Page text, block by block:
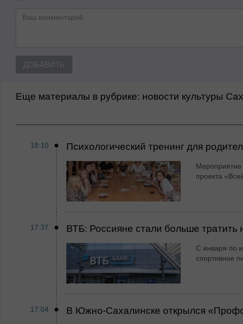
ДОБАВИТЬ
Еще материалы в рубрике: Новости культуры
18:10 Психологический тренинг для
Мероприятие
проекта
17:37 ВТБ: Россияне стали больше тратить
С января по
спортивное
17:04 В Южно-Сахалинске открылся